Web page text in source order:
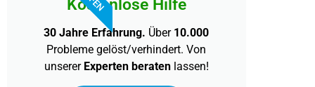
Kostenlose Hilfe
30 Jahre Erfahrung. Über 10.000
Probleme gelöst/verhindert. Von
unserer Experten beratenlassen!